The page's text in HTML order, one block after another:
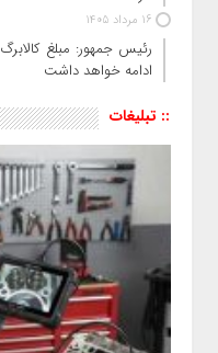
16 مرداد 1405
رئیس‌ جمهور: مبلغ
ادامه خواهد داشت
:: تبلیغات